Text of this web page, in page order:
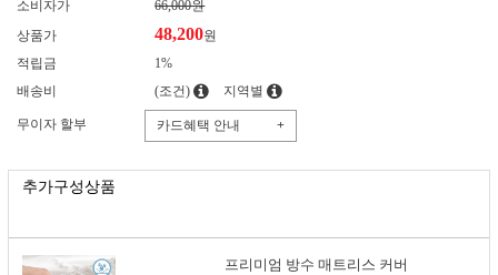
소비자가
66,000원
상품가
48,200원
적립금
1%
배송비
(조건) 지역별
무이자 할부 카드혜택 안내 +
추가구성상품
프리미엄 방수 매트리스 커버